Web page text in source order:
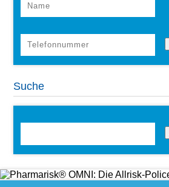
Suche